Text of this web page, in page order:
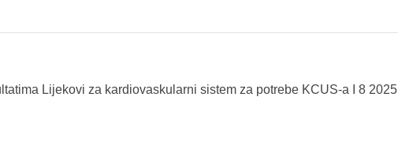
Lijekovi za kardiovaskularni sistem za potrebe KCUS-a I 8 2025